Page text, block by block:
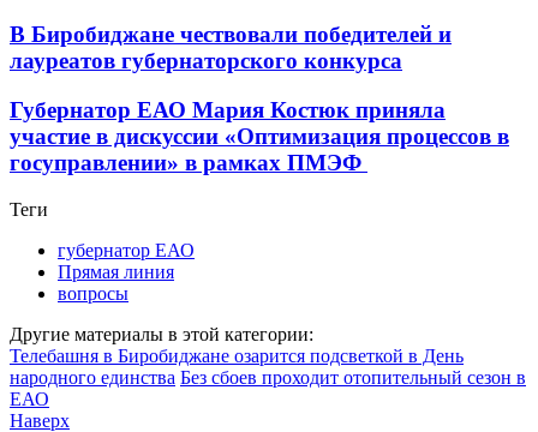
В Биробиджане чествовали победителей и
лауреатов губернаторского конкурса
Губернатор ЕАО Мария Костюк приняла
участие в дискуссии «Оптимизация процессов в
госуправлении» в рамках ПМЭФ
Теги
губернатор ЕАО
Прямая линия
вопросы
Другие материалы в этой категории:
Телебашня в Биробиджане озарится подсветкой в День
народного единства Без сбоев проходит отопительный сезон в
ЕАО
Наверх